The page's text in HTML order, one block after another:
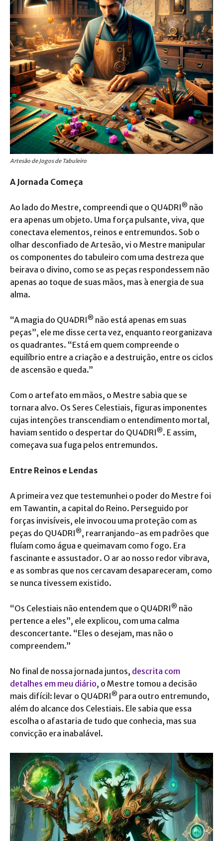
Artesão de Jogos de Tabuleiro
A Jornada Começa
Ao lado do Mestre, compreendi que o QU4DRI® não
era apenas um objeto. Uma força pulsante, viva, que
conectava elementos, reinos e entremundos. Sob o
olhar desconfiado de Artesão, vi o Mestre manipular
os componentes do tabuleiro com uma destreza que
beirava o divino, como se as peças respondessem não
apenas ao toque de suas mãos, mas à energia de sua
alma.
“A magia do QU4DRI® não está apenas em suas
peças”, ele me disse certa vez, enquanto reorganizava
os quadrantes. “Está em quem compreende o
equilíbrio entre a criação e a destruição, entre os ciclos
de ascensão e queda.”
Com o artefato em mãos, o Mestre sabia que se
tornara alvo. Os Seres Celestiais, figuras imponentes
cujas intenções transcendiam o entendimento mortal,
haviam sentido o despertar do QU4DRI®. E assim,
começava sua fuga pelos entremundos.
Entre Reinos e Lendas
A primeira vez que testemunhei o poder do Mestre foi
em Tawantin, a capital do Reino. Perseguido por
forças invisíveis, ele invocou uma proteção com as
peças do QU4DRI®, rearranjando-as em padrões que
fluíam como água e queimavam como fogo. Era
fascinante e assustador. O ar ao nosso redor vibrava,
e as sombras que nos cercavam desapareceram, como
se nunca tivessem existido.
“Os Celestiais não entendem que o QU4DRI® não
pertence a eles”, ele explicou, com uma calma
desconcertante. “Eles o desejam, mas não o
compreendem.”
No final de nossa jornada juntos, descrita com
detalhes em meu diário, o Mestre tomou a decisão
mais difícil: levar o QU4DRI® para outro entremundo,
além do alcance dos Celestiais. Ele sabia que essa
escolha o afastaria de tudo que conhecia, mas sua
convicção era inabalável.